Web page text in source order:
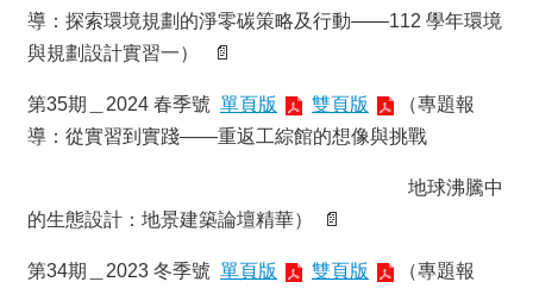
訊
課
資
訊
術
導：探索環境規劃的淨零碳策略及行動——112 學年環境
與規劃設計實習一） 📄
第35期＿2024 春季號 單頁版 雙頁版
（專題報
導：從實習到實踐——重返工綜館的想像與挑戰
地球沸騰中
的生態設計：地景建築論壇精華） 📄
第34期＿2023 冬季號 單頁版 雙頁版
（專題報